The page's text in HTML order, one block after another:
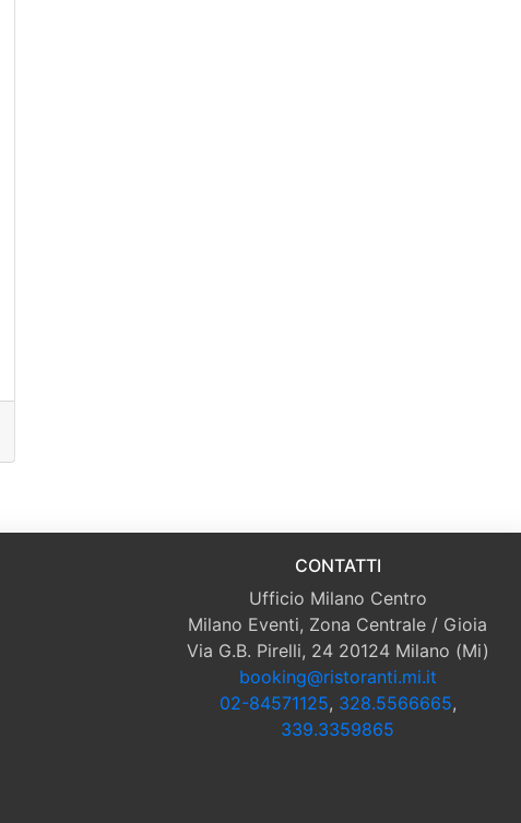
CONTATTI
Ufficio Milano Centro
Milano Eventi, Zona Centrale / Gioia
Via G.B. Pirelli, 24 20124 Milano (Mi)
booking@ristoranti.mi.it
02-84571125, 328.5566665,
339.3359865